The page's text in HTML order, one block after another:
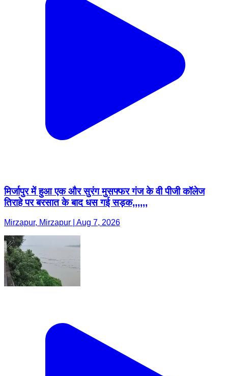
मिर्जापुर में हुआ एक और सुरंग मुसफ्फर गंज के वी पीजी कॉलेज
तिराहे पर बरसात के बाद धस गई सड़क,,,,,,
Mirzapur, Mirzapur | Aug 7, 2026